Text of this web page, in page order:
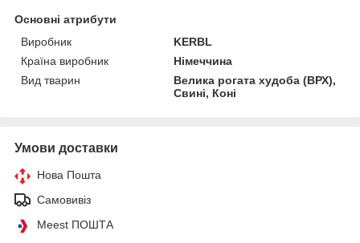
Основні атрибути
Виробник
KERBL
Країна виробник
Німеччина
Вид тварин
Велика рогата худоба (ВРХ),
Свині, Коні
Умови доставки
Нова Пошта
Самовивіз
Meest ПОШТА